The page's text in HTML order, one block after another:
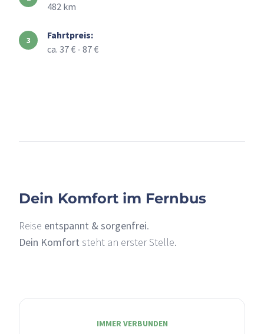
482 km
Fahrtpreis:
ca. 37 € - 87 €
Dein Komfort im Fernbus
Reise entspannt & sorgenfrei.
Dein Komfort steht an erster Stelle.
IMMER VERBUNDEN